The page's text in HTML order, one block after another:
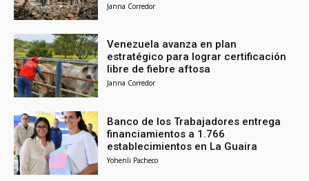
Janna Corredor
Venezuela avanza en plan
estratégico para lograr certificación
libre de fiebre aftosa
Janna Corredor
Banco de los Trabajadores entrega
financiamientos a 1.766
establecimientos en La Guaira
Yohenli Pacheco